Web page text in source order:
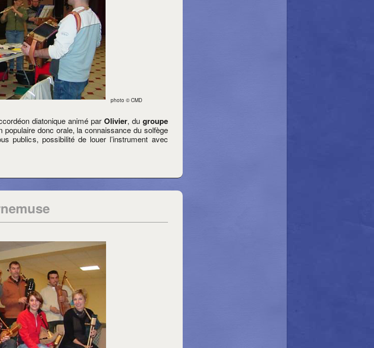
photo © CMD
diatonique animé parOlivier, du groupe
donc orale, la connaissance du solfège
publics, possibilité de louer l’instrument avec